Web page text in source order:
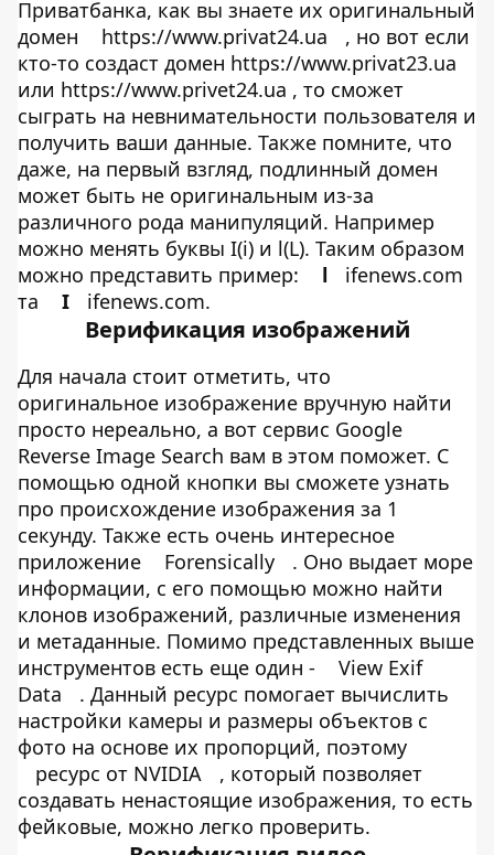
Приватбанка, как вы знаете их оригинальный
домен
https://www.privat24.ua
, но вот если
кто-то создаст домен https://www.privat23.ua
или https://www.privеt24.ua , то сможет
сыграть на невнимательности пользователя и
получить ваши данные. Также помните, что
даже, на первый взгляд, подлинный домен
может быть не оригинальным из-за
различного рода манипуляций. Например
можно менять буквы I(i) и l(L). Таким образом
можно представить пример:
l
ifenews.com
та
I ifenews.com.
Верификация изображений
Для начала стоит отметить, что
оригинальное изображение вручную найти
просто нереально, а вот сервис Google
Reverse Image Search вам в этом поможет. С
помощью одной кнопки вы сможете узнать
про происхождение изображения за 1
секунду. Также есть очень интересное
приложение
Forensically
. Оно выдает море
информации, с его помощью можно найти
клонов изображений, различные изменения
и метаданные. Помимо представленных выше
инструментов есть еще один -
View Exif
Data
. Данный ресурс помогает вычислить
настройки камеры и размеры объектов с
фото на основе их пропорций, поэтому
ресурс от NVIDIA
, который позволяет
создавать ненастоящие изображения, то есть
фейковые, можно легко проверить.